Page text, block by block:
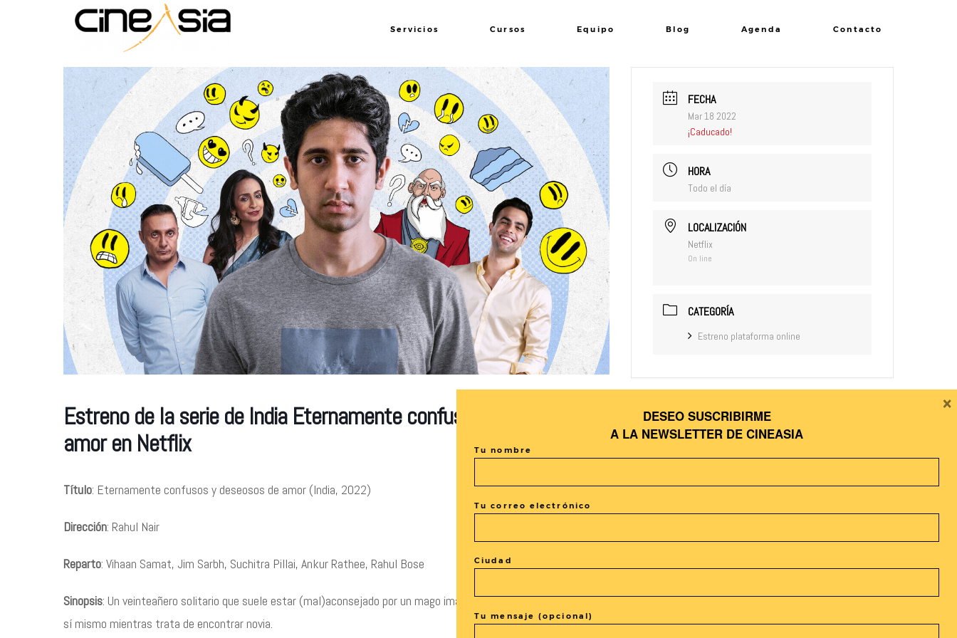
Servicios Cursos Equipo Blog Agenda Contacto
Estreno de la serie de India Eternamente confusos y deseosos de
amor en Netflix
Título: Eternamente confusos y deseosos de amor (India, 2022)
Dirección: Rahul Nair
Reparto: Vihaan Samat, Jim Sarbh, Suchitra Pillai, Ankur Rathee, Rahul Bose
Sinopsis: Un veinteañero solitario que suele estar (mal)aconsejado por un mago imaginario intenta no sabotearse a
sí mismo mientras trata de encontrar novia.
FECHA
Mar 18 2022
¡Caducado!
HORA
Todo el día
LOCALIZACIÓN
Netflix
On line
CATEGORÍA
Estreno plataforma online
COMPARTIR ESTE EVENTO
DESEO SUSCRIBIRME
A LA NEWSLETTER DE CINEASIA
Tu nombre
Tu correo electrónico
Ciudad
Tu mensaje (opcional)
×